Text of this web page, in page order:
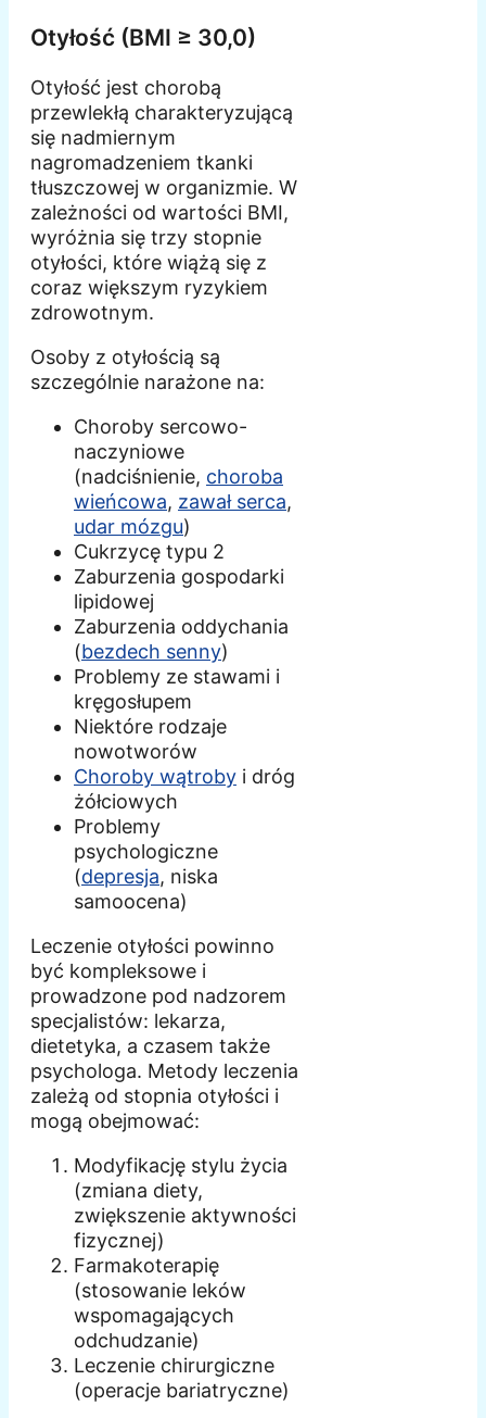
Otyłość (BMI ≥ 30,0)
Otyłość jest chorobą
przewlekłą charakteryzującą
się nadmiernym
nagromadzeniem tkanki
tłuszczowej w organizmie. W
zależności od wartości BMI,
wyróżnia się trzy stopnie
otyłości, które wiążą się z
coraz większym ryzykiem
zdrowotnym.
Osoby z otyłością są
szczególnie narażone na:
Choroby sercowo-
naczyniowe
(nadciśnienie, choroba
wieńcowa, zawał serca,
udar mózgu)
Cukrzycę typu 2
Zaburzenia gospodarki
lipidowej
Zaburzenia oddychania
(bezdech senny)
Problemy ze stawami i
kręgosłupem
Niektóre rodzaje
nowotworów
Choroby wątroby i dróg
żółciowych
Problemy
psychologiczne
(depresja, niska
samoocena)
Leczenie otyłości powinno
być kompleksowe i
prowadzone pod nadzorem
specjalistów: lekarza,
dietetyka, a czasem także
psychologa. Metody leczenia
zależą od stopnia otyłości i
mogą obejmować:
Modyfikację stylu życia
(zmiana diety,
zwiększenie aktywności
fizycznej)
Farmakoterapię
(stosowanie leków
wspomagających
odchudzanie)
Leczenie chirurgiczne
(operacje bariatryczne)